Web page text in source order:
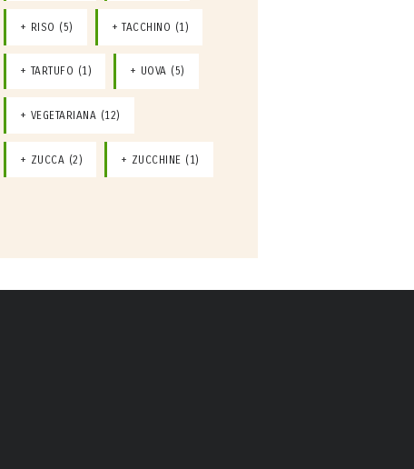
RISO (5) TACCHINO (1)
TARTUFO (1) UOVA (5)
VEGETARIANA (12)
ZUCCA (2) ZUCCHINE (1)